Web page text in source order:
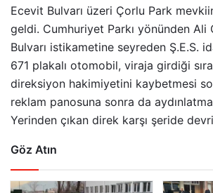
Ecevit Bulvarı üzeri Çorlu Park
geldi. Cumhuriyet Parkı yönünden Ali
Bulvarı istikametine seyreden Ş.E.S.
671 plakalı otomobil, viraja girdiği
direksiyon hakimiyetini kaybetmesi
reklam panosuna sonra da
Yerinden çıkan direk karşı şeride
Göz Atın